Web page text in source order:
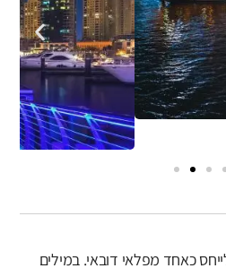
כאחד מפלאי דובאי. במילים